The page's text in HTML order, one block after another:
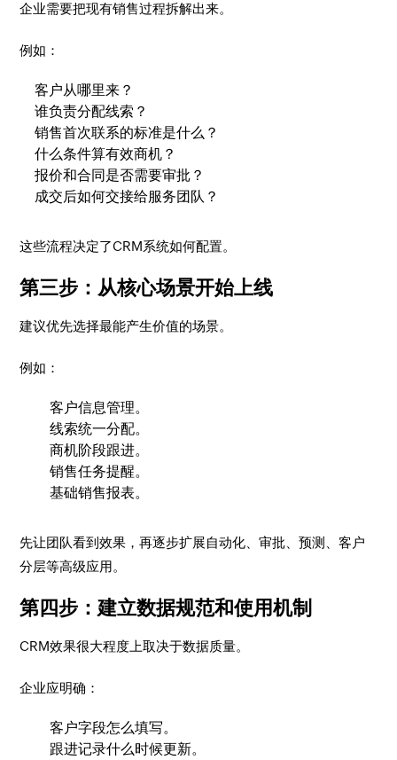
企业需要把现有销售过程拆解出来。
例如：
客户从哪里来？
谁负责分配线索？
销售首次联系的标准是什么？
什么条件算有效商机？
报价和合同是否需要审批？
成交后如何交接给服务团队？
这些流程决定了CRM系统如何配置。
第三步：从核心场景开始上线
建议优先选择最能产生价值的场景。
例如：
客户信息管理。
线索统一分配。
商机阶段跟进。
销售任务提醒。
基础销售报表。
先让团队看到效果，再逐步扩展自动化、审批、预测、客户
分层等高级应用。
第四步：建立数据规范和使用机制
CRM效果很大程度上取决于数据质量。
企业应明确：
客户字段怎么填写。
跟进记录什么时候更新。